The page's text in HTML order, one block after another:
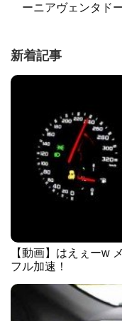
ーニアヴェンタド
新着記事
【動画】はえぇーw
フル加速！